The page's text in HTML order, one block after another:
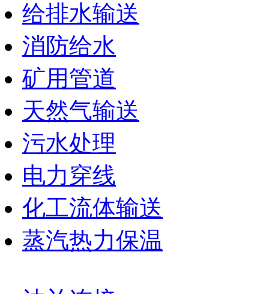
给排水输送
消防给水
矿用管道
天然气输送
污水处理
电力穿线
化工流体输送
蒸汽热力保温